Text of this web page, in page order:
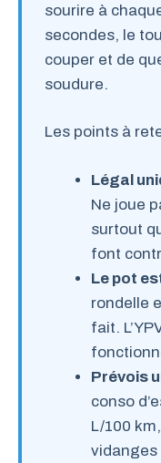
sourire à
secondes, le
couper et de
soudure.
Les points à
Légal
Ne joue
surtout
font
Le pot
rondelle
fait.
Prévois
conso
L/100
vidanges